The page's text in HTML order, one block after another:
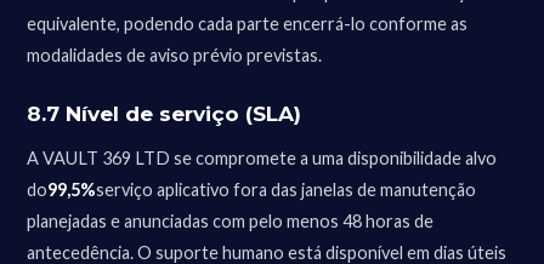
equivalente, podendo cada parte encerrá-lo conforme as
modalidades de aviso prévio previstas.
8.7 Nível de serviço (SLA)
A VAULT 369 LTD se compromete a uma disponibilidade alvo
do99,5%serviço aplicativo fora das janelas de manutenção
planejadas e anunciadas com pelo menos 48 horas de
antecedência. O suporte humano está disponível em dias úteis